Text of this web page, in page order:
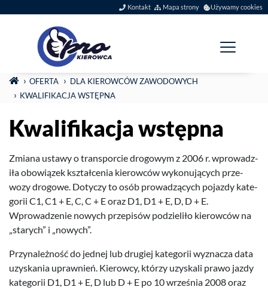
Szybkie menu
Kontakt Mapa strony Używamy cookies
Menu główne
Jesteś tutaj:
STRONA GŁÓWNA
OFERTA
DLA KIEROWCÓW ZAWODOWYCH
KWAL­I­FIKACJA WSTĘPNA
Kwal­i­fikacja wstępna
Zmi­ana ustawy o trans­porcie dro­gowym z 2006 r. wprowadz­
iła obow­iązek ksz­tałce­nia kierow­ców wykonu­ją­cych prze­
wozy dro­gowe. Doty­czy to osób prowadzą­cych pojazdy kat­e­
gorii C1,C1 + E, C, C + E oraz D1, D1 + E, D, D + E.
Wprowadze­nie nowych przepisów podzieliło kierow­ców na
„starych” i „nowych”.
Przy­należność do jed­nej lub drugiej kat­e­gorii wyz­nacza data
uzyska­nia uprawnień. Kierowcy, którzy uzyskali prawo jazdy
kat­e­gorii D1, D1 + E, D lub D + E po 10wrześ­nia 2008oraz